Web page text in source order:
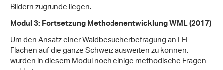
Bildern zugrunde liegen.
Modul 3: Fortsetzung Methodenentwicklung WML (2017)
Um den Ansatz einer Waldbesucherbefragung an LFI-
Flächen auf die ganze Schweiz ausweiten zu können,
wurden in diesem Modul noch einige methodische Fragen